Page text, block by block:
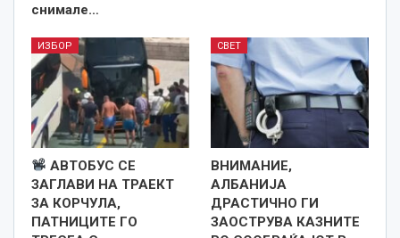
снимале…
ИЗБОР
АВТОБУС СЕ
ЗАГЛАВИ НА ТРАЕКТ
ЗА КОРЧУЛА,
ПАТНИЦИТЕ ГО
СВЕТ
ВНИМАНИЕ,
АЛБАНИЈА
ДРАСТИЧНО ГИ
ЗАОСТРУВА КАЗНИТЕ